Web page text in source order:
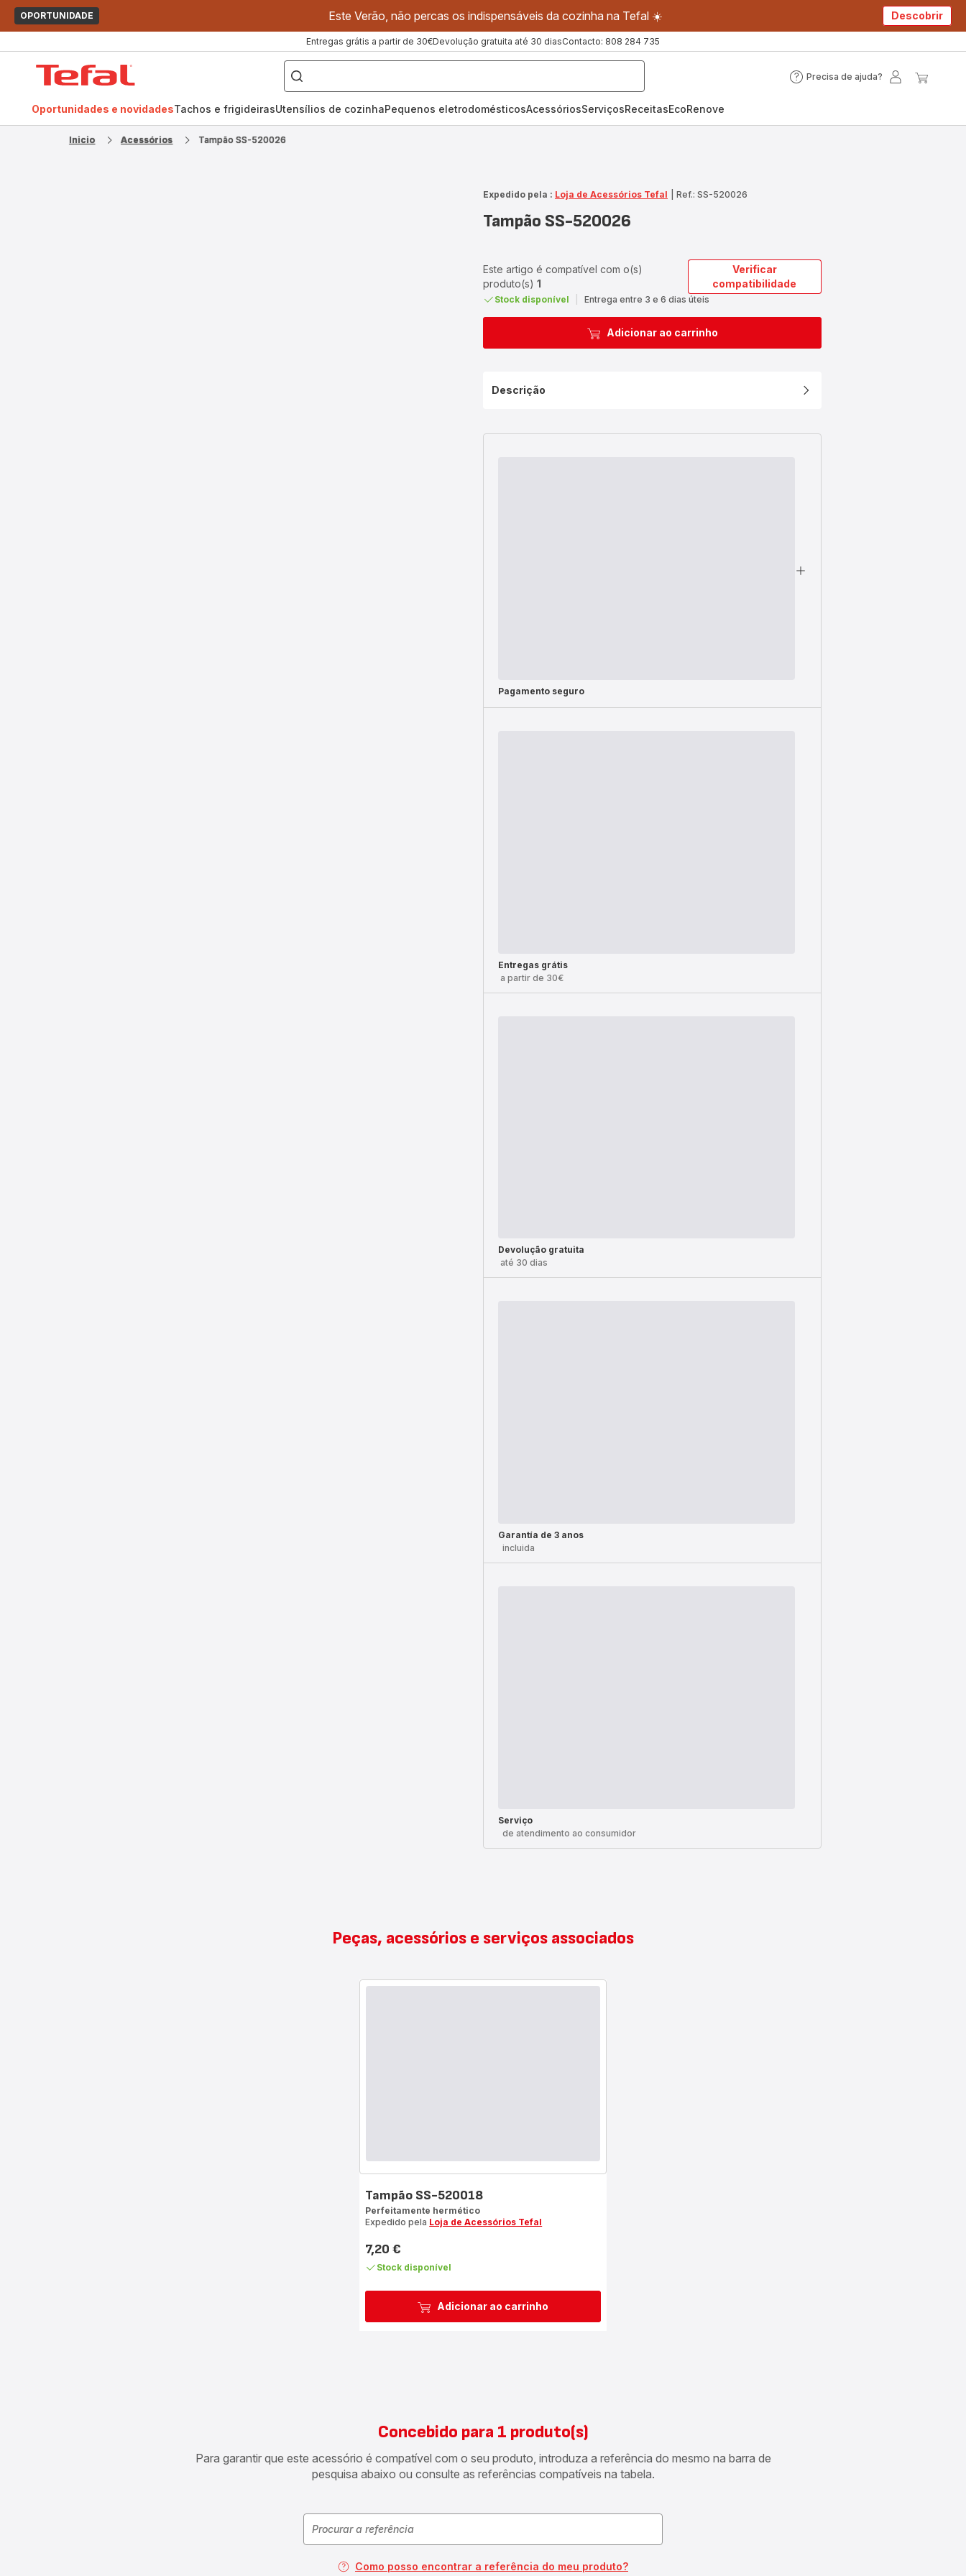
OPORTUNIDADE Este Verão, não percas os indispensáveis da cozinha na Tefal ☀️ Descobrir
Entregas grátis a partir de 30€Devolução gratuita até 30 diasContacto: 808 284 735
O
que
pretende
procurar?
Precisa de ajuda?
Precisa
Oportunidades e novidadesTachos e frigideirasUtensílios de cozinhaPequenos eletrodomésticosAcessóriosServiçosReceitasEcoRenove
Inicio Acessórios Tampão SS-520026
Expedido pela : Loja de Acessórios Tefal Ref.: SS-520026
Tampão SS-520026
Este artigo é compatível com o(s)
produto(s) 1
Verificar
compatibilidade
Stock disponível Entrega entre 3 e 6 dias úteis
Adicionar ao carrinho
Descrição
Pagamento seguro
Entregas grátis
a partir de 30€
Devolução gratuita
até 30 dias
Garantía de 3 anos
incluida
Serviço
de atendimento ao consumidor
Peças, acessórios e serviços associados
Adicionar ao carrinho
Tampão SS-520018
Perfeitamente hermético
Expedido pela Loja de Acessórios Tefal
Preço
7,20 €
Stock disponível
Concebido para 1 produto(s)
Para garantir que este acessório é compatível com o seu produto, introduza a referência do mesmo na barra de
pesquisa abaixo ou consulte as referências compatíveis na tabela.
Como posso encontrar a referência do meu produto?